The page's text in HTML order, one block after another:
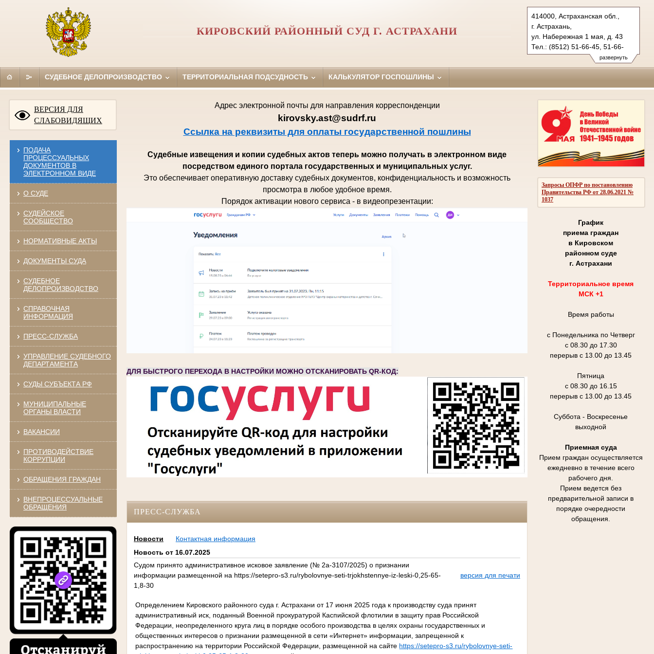
развернуть
414000, Астраханская обл.,
г. Астрахань,
ул. Набережная 1 мая, д. 43
Тел.: (8512) 51-66-45, 51-66-
37 (ф.)
kirovsky.ast@sudrf.ru
КИРОВСКИЙ РАЙОННЫЙ СУД Г. АСТРАХАНИ
СУДЕБНОЕ ДЕЛОПРОИЗВОДСТВО ТЕРРИТОРИАЛЬНАЯ ПОДСУДНОСТЬ КАЛЬКУЛЯТОР ГОСПОШЛИНЫ
ВЕРСИЯ ДЛЯ
СЛАБОВИДЯЩИХ
ПОДАЧА
ПРОЦЕССУАЛЬНЫХ
ДОКУМЕНТОВ В
ЭЛЕКТРОННОМ ВИДЕ
О СУДЕ
СУДЕЙСКОЕ
СООБЩЕСТВО
НОРМАТИВНЫЕ АКТЫ
ДОКУМЕНТЫ СУДА
СУДЕБНОЕ
ДЕЛОПРОИЗВОДСТВО
СПРАВОЧНАЯ
ИНФОРМАЦИЯ
ПРЕСС-СЛУЖБА
УПРАВЛЕНИЕ СУДЕБНОГО
ДЕПАРТАМЕНТА
СУДЫ СУБЪЕКТА РФ
МУНИЦИПАЛЬНЫЕ
ОРГАНЫ ВЛАСТИ
ВАКАНСИИ
ПРОТИВОДЕЙСТВИЕ
КОРРУПЦИИ
ОБРАЩЕНИЯ ГРАЖДАН
ВНЕПРОЦЕССУАЛЬНЫЕ
ОБРАЩЕНИЯ
Запросы ОПФР по постановлению
Правительства РФ от 28.06.2021 №
1037
График
приема граждан
в Кировском
районном суде
г. Астрахани
Территориальное время
МСК +1
Время работы
с Понедельника по Четверг
с 08.30 до 17.30
перерыв с 13.00 до 13.45
Пятница
с 08.30 до 16.15
перерыв с 13.00 до 13.45
Суббота - Воскресенье
выходной
Приемная суда
Прием граждан осуществляется
ежедневно в течение всего
рабочего дня.
Прием ведется без
предварительной записи в
порядке очередности
обращения.
Адрес электронной почты для направления корреспонденции
kirovsky.ast@sudrf.ru
Ссылка на реквизиты для оплаты государственной пошлины
Судебные извещения и копии судебных актов теперь можно получать в электронном виде
посредством единого портала государственных и муниципальных услуг.
Это обеспечивает оперативную доставку судебных документов, конфиденциальность и возможность
просмотра в любое удобное время.
Порядок активации нового сервиса - в видеопрезентации:
ДЛЯ БЫСТРОГО ПЕРЕХОДА В НАСТРОЙКИ МОЖНО ОТСКАНИРОВАТЬ QR-КОД:
ПРЕСС-СЛУЖБА
Новости
Контактная информация
Новость от 16.07.2025
Судом принято административное исковое заявление (№ 2а-3107/2025) о признании
информации размещенной на https://setepro-s3.ru/rybolovnye-seti-trjokhstennye-iz-leski-0,25-65-
1,8-30
версия для печати
Определением Кировского районного суда г. Астрахани от 17 июня 2025 года к производству суда принят
административный иск, поданный Военной прокуратурой Каспийской флотилии в защиту прав Российской
Федерации, неопределенного круга лиц в порядке особого производства в целях охраны государственных и
общественных интересов о признании размещенной в сети «Интернет» информации, запрещенной к
распространению на территории Российской Федерации, размещенной на сайте https://setepro-s3.ru/rybolovnye-seti-